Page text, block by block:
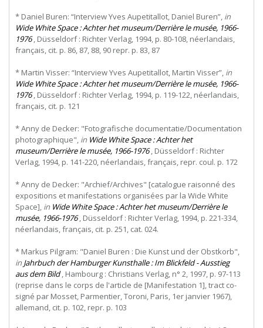
* Daniel Buren: “Interview Yves Aupetitallot, Daniel Buren”, in
Wide White Space : Achter het museum/Derrière le musée, 1966-
1976 , Düsseldorf: RichterVerlag, 1994, p. 80-108, néerlandais,
français, cit. p. 86, 87, 88, 90 repr. p. 83, 87
* Martin Visser: “Interview Yves Aupetitallot, Martin Visser”, in
Wide White Space : Achter het museum/Derrière le musée, 1966-
1976, Düsseldorf : Richter Verlag, 1994, p. 119-122, néerlandais,
français, cit. p. 121
* Anny de Decker: "Fotografische documentatie/Documentation
photographique", in Wide White Space : Achter het
museum/Derrière le musée, 1966-1976, Düsseldorf : Richter
Verlag, 1994, p. 141-220, néerlandais, français, repr. coul. p. 172
* Anny de Decker: "Archief/Archives" [catalogue raisonné des
expositions et manifestations organisées par la Wide White
Space], in Wide White Space : Achter het museum/Derrière le
musée, 1966-1976, Düsseldorf : Richter Verlag, 1994, p. 221-334,
néerlandais, français, cit. p. 251, cat. 024.
* Markus Pilgram: "Daniel Buren : Die Kunst und der Obstkorb",
in Jahrbuch der Hamburger Kunsthalle : Im Blickfeld - Ausstieg
aus dem Bild, Hambourg : Christians Verlag, n° 2, 1997, p. 97-113
(reprise dans le corps de l'article de [Manifestation 1], tract co-
signé par Mosset, Parmentier, Toroni, Paris, 1er janvier 1967),
allemand, cit. p. 102, repr. p. 103